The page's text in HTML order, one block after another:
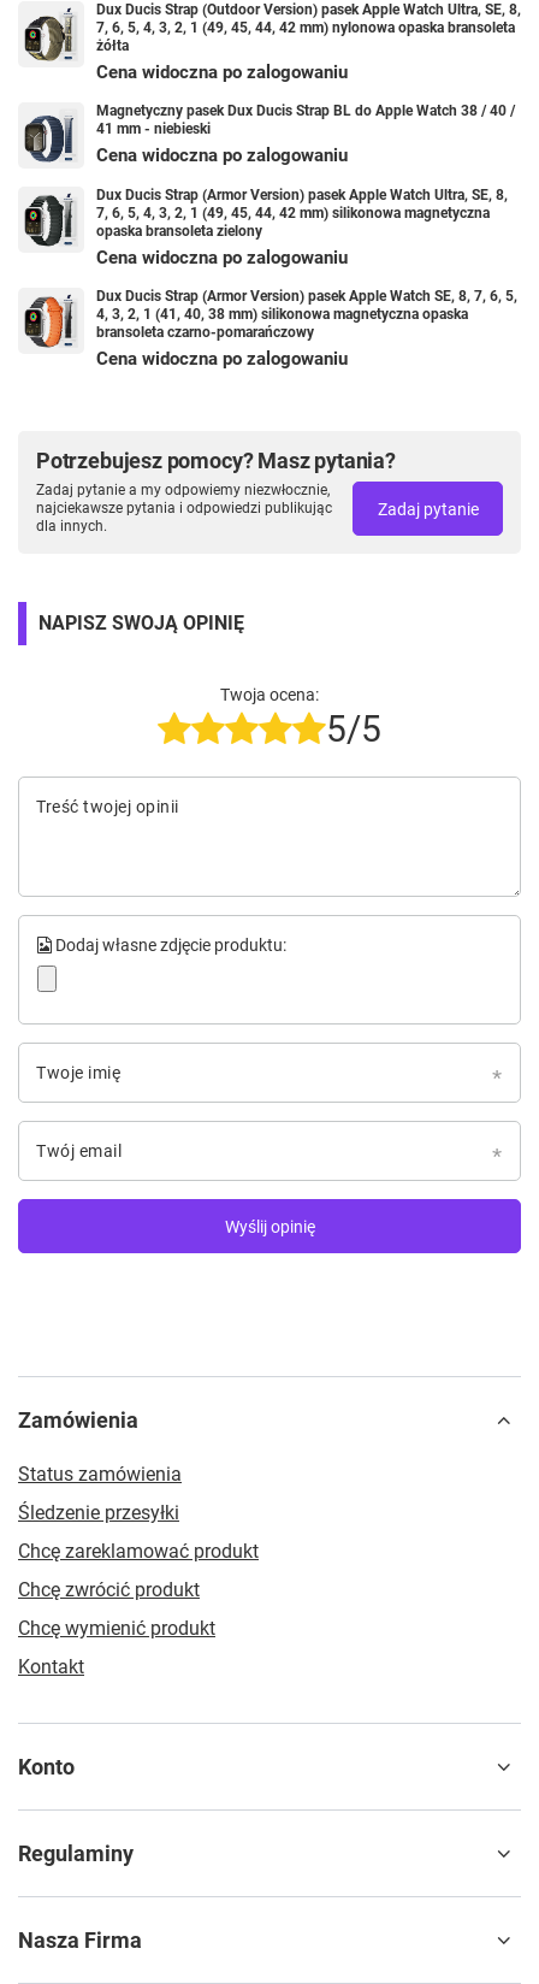
Dux Ducis Strap (Outdoor Version) pasek Apple Watch Ultra, SE, 8,
7, 6, 5, 4, 3, 2, 1 (49, 45, 44, 42 mm) nylonowa opaska bransoleta
żółta
Cena widoczna po zalogowaniu
Magnetyczny pasek Dux Ducis Strap BL do Apple Watch 38 / 40 /
41 mm - niebieski
Cena widoczna po zalogowaniu
Dux Ducis Strap (Armor Version) pasek Apple Watch Ultra, SE, 8,
7, 6, 5, 4, 3, 2, 1 (49, 45, 44, 42 mm) silikonowa magnetyczna
opaska bransoleta zielony
Cena widoczna po zalogowaniu
Dux Ducis Strap (Armor Version) pasek Apple Watch SE, 8, 7, 6, 5,
4, 3, 2, 1 (41, 40, 38 mm) silikonowa magnetyczna opaska
bransoleta czarno-pomarańczowy
Cena widoczna po zalogowaniu
Potrzebujesz pomocy? Masz pytania?
Zadaj pytanie a my odpowiemy niezwłocznie,
najciekawsze pytania i odpowiedzi publikując
dla innych.
Zadaj pytanie
NAPISZ SWOJĄ OPINIĘ
Twoja ocena:
5/5
Treść twojej opinii
Dodaj własne zdjęcie produktu:
Twoje imię
Twój email
Wyślij opinię
Zamówienia
Status zamówienia
Śledzenie przesyłki
Chcę zareklamować produkt
Chcę zwrócić produkt
Chcę wymienić produkt
Kontakt
Konto
Regulaminy
Nasza Firma